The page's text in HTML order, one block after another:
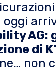
di
non